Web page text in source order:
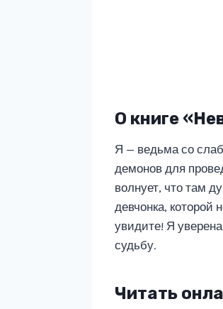
О книге
Я — ведьма со
демонов для
волнует, что там
девчонка, которой
увидите! Я
судьбу.
Читать